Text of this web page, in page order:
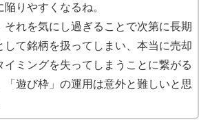
陥りやすくなるね。
それを気にし過ぎることで次第に長期
して銘柄を扱ってしまい、本当に売却
イミングを失ってしまうことに繋がる
「遊び枠」の運用は意外と難しいと思